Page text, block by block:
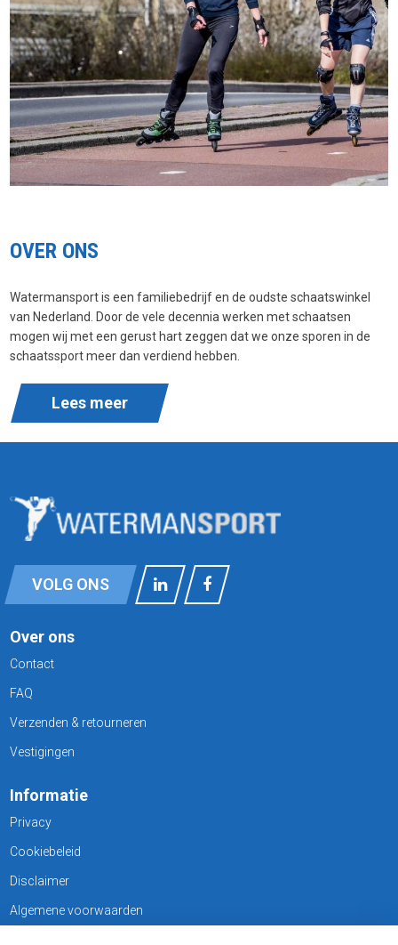
OVER ONS
Watermansport is een familiebedrijf en de oudste schaatswinkel
van Nederland. Door de vele decennia werken met schaatsen
mogen wij met een gerust hart zeggen dat we onze sporen in de
schaatssport meer dan verdiend hebben.
Lees meer
VOLG ONS
Over ons
Contact
FAQ
Verzenden & retourneren
Vestigingen
Informatie
Privacy
Cookiebeleid
Disclaimer
Algemene voorwaarden